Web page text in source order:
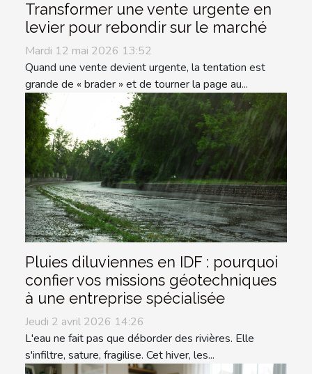
Transformer une vente urgente en
levier pour rebondir sur le marché
Mardi 12 mai 2026 13:52
Quand une vente devient urgente, la tentation est
grande de « brader » et de tourner la page au...
Pluies diluviennes en IDF : pourquoi
confier vos missions géotechniques
à une entreprise spécialisée
Jeudi 2 avril 2026 14:26
L'eau ne fait pas que déborder des rivières. Elle
s'infiltre, sature, fragilise. Cet hiver, les...